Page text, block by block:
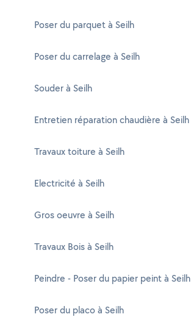
Poser du parquet à Seilh
Poser du carrelage à Seilh
Souder à Seilh
Entretien réparation chaudière à Seilh
Travaux toiture à Seilh
Electricité à Seilh
Gros oeuvre à Seilh
Travaux Bois à Seilh
Peindre - Poser du papier peint à Seilh
Poser du placo à Seilh